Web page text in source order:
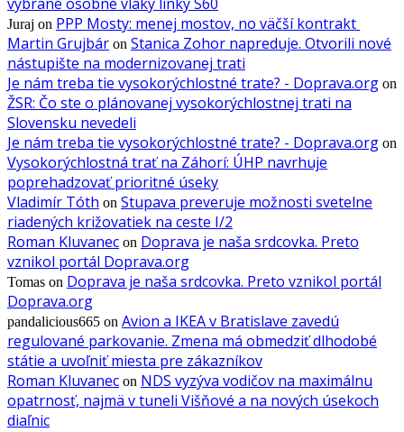
Juraj on PPP Mosty: menej mostov, no väčší kontrakt
Martin Grujbár on Stanica Zohor napreduje. Otvorili nové
nástupište na modernizovanej trati
Je nám treba tie vysokorýchlostné trate? - Doprava.org on
ŽSR: Čo ste o plánovanej vysokorýchlostnej trati na
Slovensku nevedeli
Je nám treba tie vysokorýchlostné trate? - Doprava.org on
Vysokorýchlostná trať na Záhorí: ÚHP navrhuje
poprehadzovať prioritné úseky
Vladimír Tóth on Stupava preveruje možnosti svetelne
riadených križovatiek na ceste I/2
Roman Kluvanec on Doprava je naša srdcovka. Preto
vznikol portál Doprava.org
Tomas on Doprava je naša srdcovka. Preto vznikol portál
Doprava.org
pandalicious665 on Avion a IKEA v Bratislave zavedú
regulované parkovanie. Zmena má obmedziť dlhodobé
státie a uvoľniť miesta pre zákazníkov
Roman Kluvanec on NDS vyzýva vodičov na maximálnu
opatrnosť, najmä v tuneli Višňové a na nových úsekoch
diaľnic